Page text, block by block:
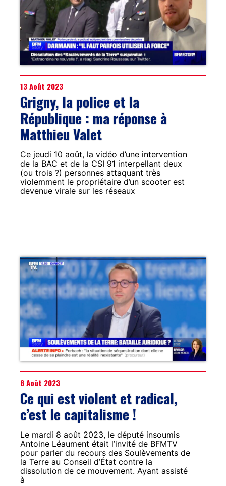
13 Août 2023
Grigny, la police et la
République : ma réponse à
Matthieu Valet
Ce jeudi 10 août, la vidéo d’une intervention
de la BAC et de la CSI 91 interpellant deux
(ou trois ?) personnes attaquant très
violemment le propriétaire d’un scooter est
devenue virale sur les réseaux
8 Août 2023
Ce qui est violent et radical,
c’est le capitalisme !
Le mardi 8 août 2023, le député insoumis
Antoine Léaument était l’invité de BFMTV
pour parler du recours des Soulèvements de
la Terre au Conseil d’État contre la
dissolution de ce mouvement. Ayant assisté
à